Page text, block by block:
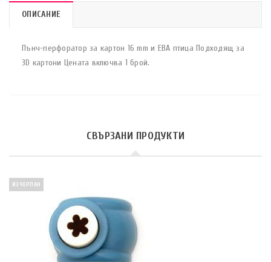
ОПИСАНИЕ
Пънч-перфоратор за картон 16 mm и ЕВА птица Подходящ за
3D картони Цената включва 1 брой.
СВЪРЗАНИ ПРОДУКТИ
ИЗЧЕРПАН